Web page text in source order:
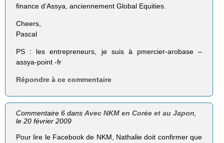
finance d’Assya, anciennement Global Equities.
Cheers,
Pascal
PS : les entrepreneurs, je suis à pmercier-arobase –
assya-point -fr
Répondre à ce commentaire
Commentaire 6 dansAvec NKM en Corée et au Japon,
le 20 février 2009
Pour lire le Facebook de NKM, Nathalie doit confirmer que